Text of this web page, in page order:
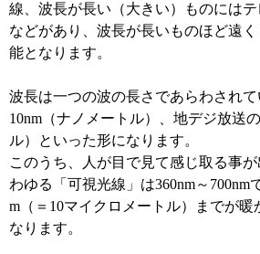
線、波長が長い（大きい）ものには
などがあり、波長が長いものほど遠
能となります。
波長は一つの波の長さであらわされ
10nm（ナノメートル）、地デジ放送
ル）といった形になります。
このうち、人が目で見て感じ取る事
わゆる「可視光線」は360nm～700nm
m（＝10マイクロメートル）までが暖
なります。